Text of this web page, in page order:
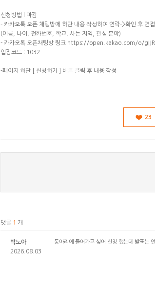
신청방법 l 마감
- 카카오톡 오픈 채팅방에 하단 내용 작성하여 연락->확인 후 면
(이름, 나이, 전화번호, 학교, 사는 지역, 관심 분야)
- 카카오톡 오픈채팅방 링크 https://open.kakao.com/o/
입장코드 : 1032
-페이지 하단 [ 신청하기 ] 버튼 클릭 후 내용 작성
23
댓글 1 개
박노아
2026.08.03
동아리에 들어가고 싶어 신청 했는데 발표는